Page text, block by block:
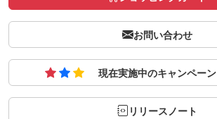
お問い合わせ
現在実施中のキャンペーン
リリースノート